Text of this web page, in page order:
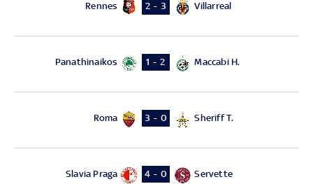
Rennes 2 - 3 Villarreal
Panathinaikos 1 - 2 Maccabi H.
Roma 3 - 0 Sheriff T.
Slavia Praga 4 - 0 Servette